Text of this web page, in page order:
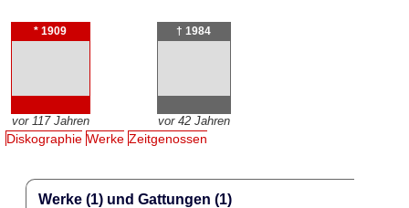
* 1909
vor 117 Jahren
† 1984
vor 42 Jahren
Diskographie Werke Zeitgenossen
Werke (1) und Gattungen (1)